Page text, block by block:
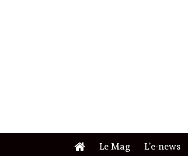
Le Mag L’e-news